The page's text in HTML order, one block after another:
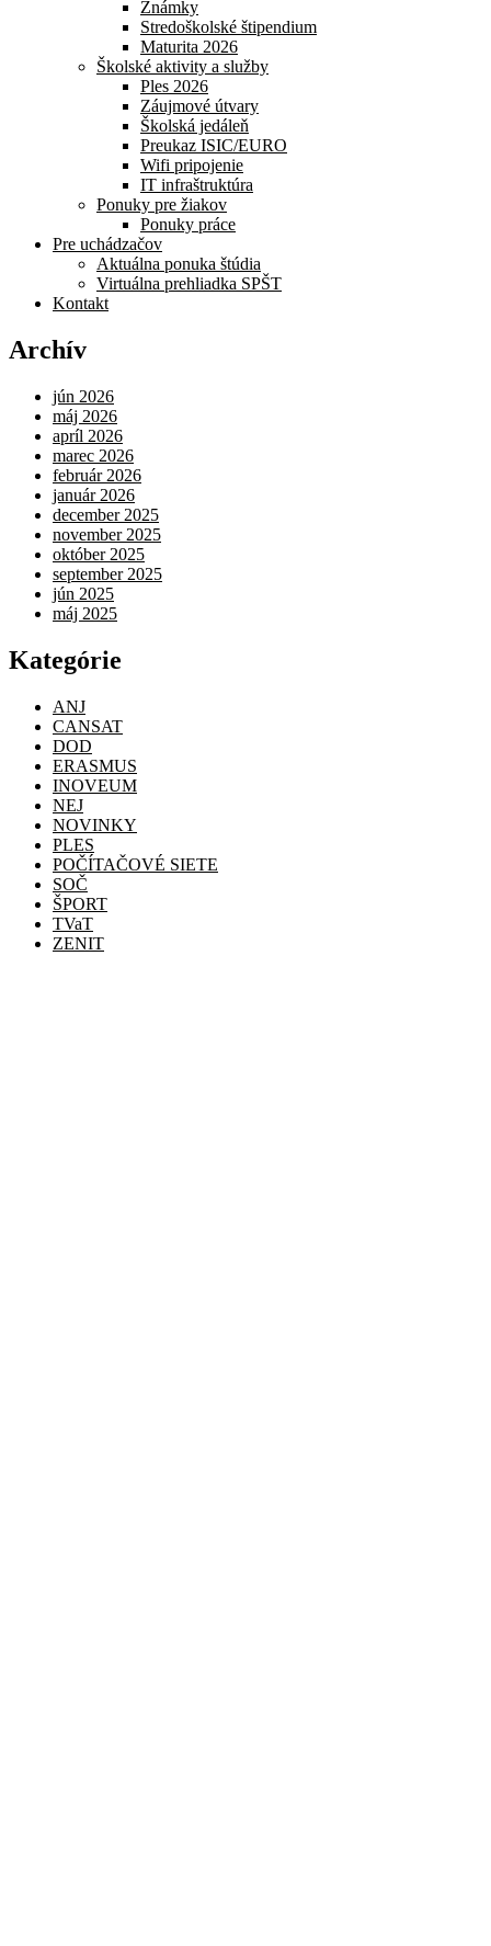
Známky
Stredoškolské štipendium
Maturita 2026
Školské aktivity a služby
Ples 2026
Záujmové útvary
Školská jedáleň
Preukaz ISIC/EURO
Wifi pripojenie
IT infraštruktúra
Ponuky pre žiakov
Ponuky práce
Pre uchádzačov
Aktuálna ponuka štúdia
Virtuálna prehliadka SPŠT
Kontakt
Archív
jún 2026
máj 2026
apríl 2026
marec 2026
február 2026
január 2026
december 2025
november 2025
október 2025
september 2025
jún 2025
máj 2025
Kategórie
ANJ
CANSAT
DOD
ERASMUS
INOVEUM
NEJ
NOVINKY
PLES
POČÍTAČOVÉ SIETE
SOČ
ŠPORT
TVaT
ZENIT